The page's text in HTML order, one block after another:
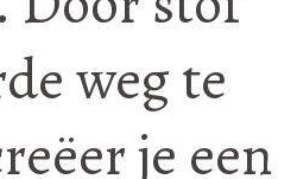
weg te
je een